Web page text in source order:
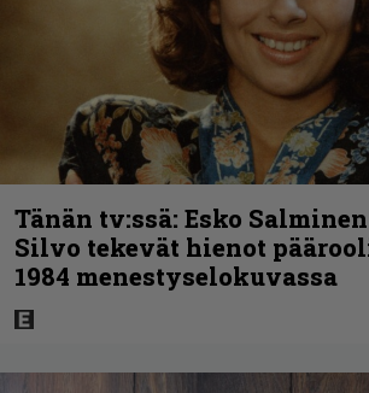
Tänän tv:ssä: Esko
Silvo tekevät hienot
1984 menestyselokuvassa